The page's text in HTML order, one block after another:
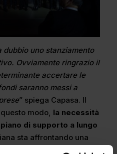
dubbio uno stanziamento
Ovviamente ringrazio il
accertare le
saranno messi a
” spiega Capasa. Il
modo, la necessità
di supporto a lungo
sta affrontando una